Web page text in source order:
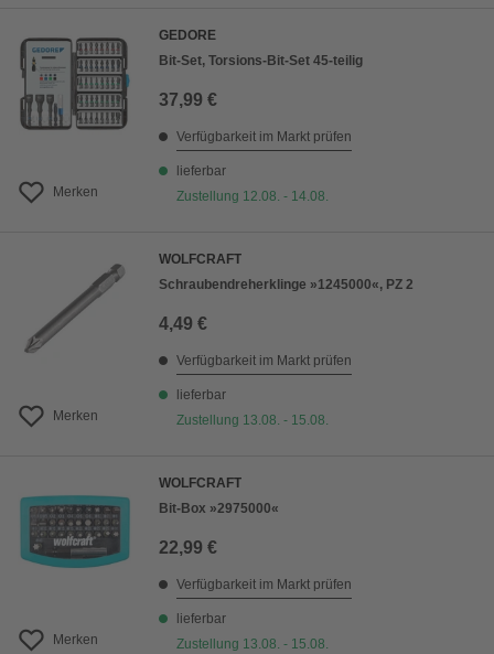
Merken
GEDORE
Bit-Set, Torsions-Bit-Set 45-teilig
37,99 €
Verfügbarkeit im Markt prüfen
lieferbar
Zustellung 12.08. - 14.08.
Merken
WOLFCRAFT
Schraubendreherklinge »1245000«, PZ 2
4,49 €
Verfügbarkeit im Markt prüfen
lieferbar
Zustellung 13.08. - 15.08.
Merken
WOLFCRAFT
Bit-Box »2975000«
22,99 €
Verfügbarkeit im Markt prüfen
lieferbar
Zustellung 13.08. - 15.08.